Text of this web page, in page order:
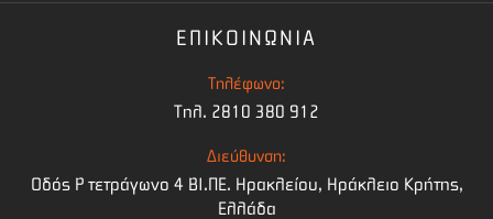
ΕΠΙΚΟΙΝΩΝΙΑ
Τηλέφωνο:
Τηλ. 2810 380 912
Διεύθυνση:
Οδός Ρ τετράγωνο 4 BI.ΠΕ. Ηρακλείου, Ηράκλειο Κρήτης,
Ελλάδα